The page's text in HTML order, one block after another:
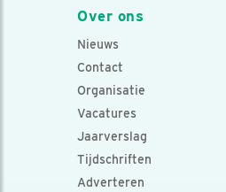
Over ons
Nieuws
Contact
Organisatie
Vacatures
Jaarverslag
Tijdschriften
Adverteren